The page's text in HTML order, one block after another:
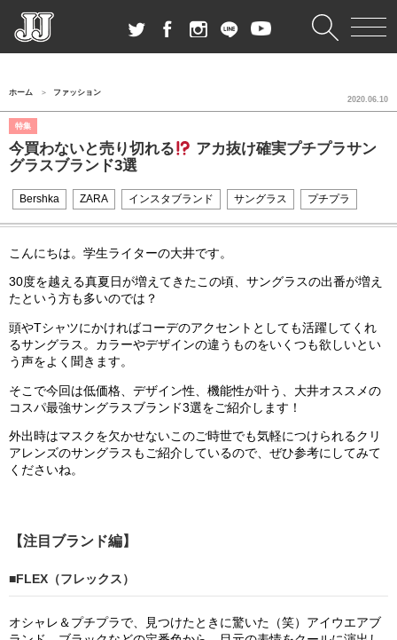
ホーム ファッション
特集
今買わないと売り切れる
アカ抜け確実プチプラサン
グラスブランド3選
2020.06.10
Bershka ZARA インスタブランド サングラス プチプラ
こんにちは。学生ライターの大井です。
30度を越える真夏日が増えてきたこの頃、サングラスの出番が増え
たという方も多いのでは？
頭やTシャツにかければコーデのアクセントとしても活躍してくれ
るサングラス。カラーやデザインの違うものをいくつも欲しいとい
う声をよく聞きます。
そこで今回は低価格、デザイン性、機能性が叶う、大井オススメの
コスパ最強サングラスブランド3選をご紹介します！
外出時はマスクを欠かせないこのご時世でも気軽につけられるクリ
アレンズのサングラスもご紹介しているので、ぜひ参考にしてみて
くださいね。
【注目ブランド編】
■FLEX（フレックス）
オシャレ＆プチプラで、見つけたときに驚いた（笑）アイウエアブ